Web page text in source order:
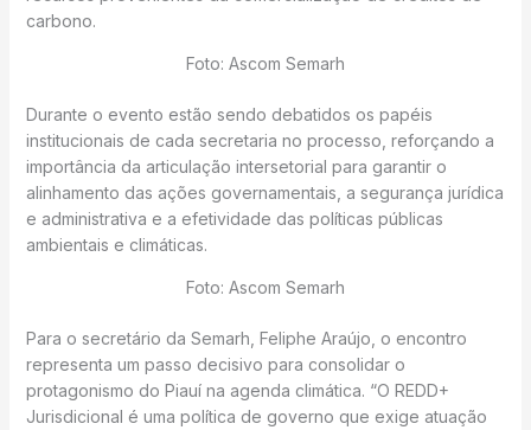
carbono.
Foto: Ascom Semarh
Durante o evento estão sendo debatidos os papéis
institucionais de cada secretaria no processo, reforçando a
importância da articulação intersetorial para garantir o
alinhamento das ações governamentais, a segurança jurídica
e administrativa e a efetividade das políticas públicas
ambientais e climáticas.
Foto: Ascom Semarh
Para o secretário da Semarh, Feliphe Araújo, o encontro
representa um passo decisivo para consolidar o
protagonismo do Piauí na agenda climática. “O REDD+
Jurisdicional é uma política de governo que exige atuação